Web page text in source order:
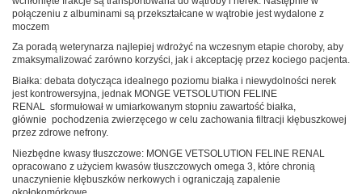
połączeniu z albuminami są przekształcane w wątrobie jest wydalone z
moczem
Za poradą weterynarza najlepiej wdrożyć na wczesnym etapie choroby, aby
zmaksymalizować zarówno korzyści, jak i akceptację przez kociego pacjenta.
Białka: debata dotycząca idealnego poziomu białka i niewydolności nerek
jest kontrowersyjna, jednak MONGE VETSOLUTION FELINE
RENAL sformułował w umiarkowanym stopniu zawartość białka,
głównie pochodzenia zwierzęcego w celu zachowania filtracji kłębuszkowej
przez zdrowe nefrony.
Niezbędne kwasy tłuszczowe: MONGE VETSOLUTION FELINE RENAL
opracowano z użyciem kwasów tłuszczowych omega 3, które chronią
unaczynienie kłębuszków nerkowych i ograniczają zapalenie